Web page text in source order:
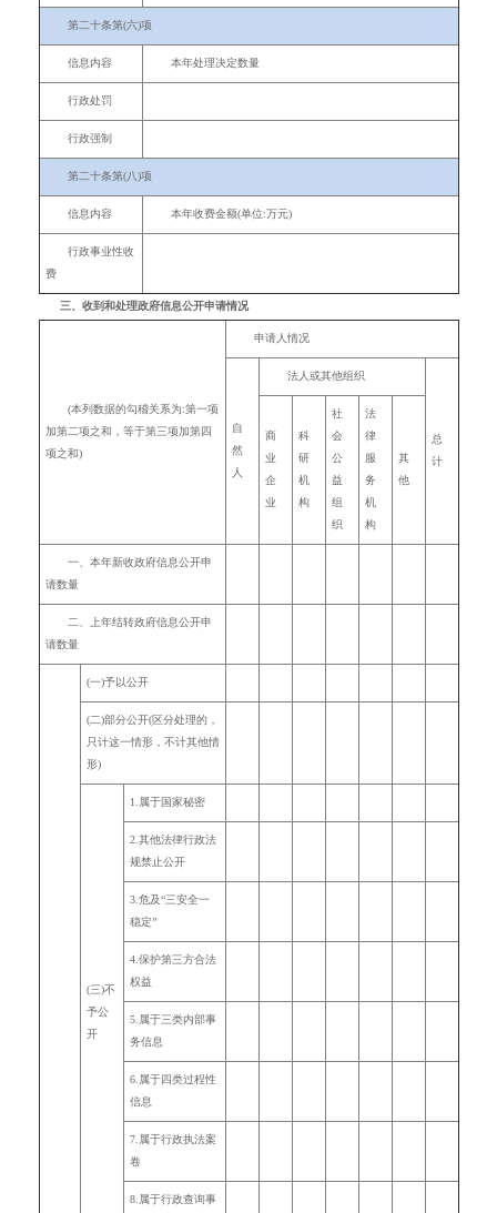
第二十条第(六)项
信息内容 本年处理决定数量
行政处罚
行政强制
第二十条第(八)项
信息内容 本年收费金额(单位:万元)
行政事业性收
费
三、收到和处理政府信息公开申请情况
(本列数据的勾稽关系为:第一项
加第二项之和，等于第三项加第四
项之和)
申请人情况
自
然
人
法人或其他组织
总
计
商
业
企
业
科
研
机
构
社
会
公
益
组
织
法
律
服
务
机
构
其
他
一、本年新收政府信息公开申
请数量
二、上年结转政府信息公开申
请数量
(一)予以公开
(二)部分公开(区分处理的，
只计这一情形，不计其他情
形)
(三)不
予公
开
1. 属于国家秘密
2. 其他法律行政法
规禁止公开
3. 危及“三安全一
稳定”
4. 保护第三方合法
权益
5. 属于三类内部事
务信息
6. 属于四类过程性
信息
7. 属于行政执法案
卷
8. 属于行政查询事